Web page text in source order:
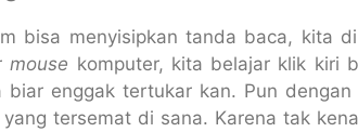
bisa menyisipkan tanda baca, kita
mouse komputer, kita belajar klik kiri
biar enggak tertukar kan. Pun
tersemat di sana. Karena tak